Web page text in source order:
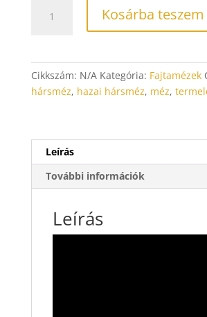
mennyiség
Kosárba teszem
Cikkszám: N/A Kategória: Fajtamézek
hársméz, hazai hársméz, méz,
Leírás
További információk
Leírás